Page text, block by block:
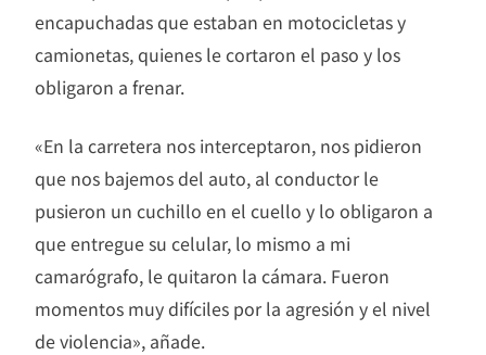
encapuchadas que estaban en motocicletas y
camionetas, quienes le cortaron el paso y los
obligaron a frenar.
«En la carretera nos interceptaron, nos pidieron
que nos bajemos del auto, al conductor le
pusieron un cuchillo en el cuello y lo obligaron a
que entregue su celular, lo mismo a mi
camarógrafo, le quitaron la cámara. Fueron
momentos muy difíciles por la agresión y el nivel
de violencia», añade.